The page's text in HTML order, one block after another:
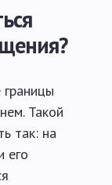
Такой
так: на
его